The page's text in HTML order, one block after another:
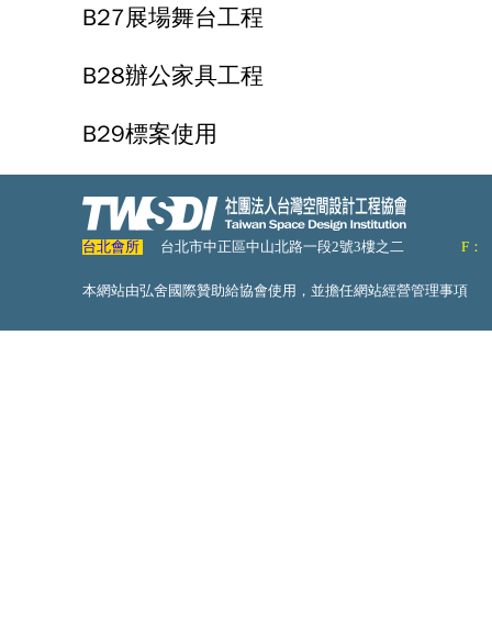
B27展場舞台工程
B28辦公家具工程
B29標案使用
台北會所 台北市中正區中山北路一段2號3樓之二 F：
本網站由弘舍國際贊助給協會使用，並擔任網站經營管理事項